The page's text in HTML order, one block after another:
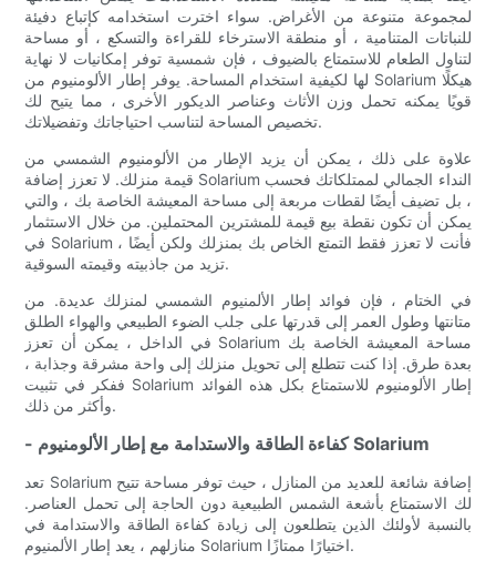
لمجموعة متنوعة من الأغراض. سواء اخترت استخدامه كإتباع دفيئة
للنباتات المتنامية ، أو منطقة الاسترخاء للقراءة والتسكع ، أو مساحة
لتناول الطعام للاستمتاع بالضيوف ، فإن شمسية توفر إمكانيات لا نهاية
لها لكيفية استخدام المساحة. يوفر إطار الألومنيوم من Solarium هيكلًا
قويًا يمكنه تحمل وزن الأثاث وعناصر الديكور الأخرى ، مما يتيح لك
تخصيص المساحة لتناسب احتياجاتك وتفضيلاتك.
علاوة على ذلك ، يمكن أن يزيد الإطار من الألومنيوم الشمسي من
قيمة منزلك. لا تعزز إضافة Solarium النداء الجمالي لممتلكاتك فحسب
، بل تضيف أيضًا لقطات مربعة إلى مساحة المعيشة الخاصة بك ، والتي
يمكن أن تكون نقطة بيع قيمة للمشترين المحتملين. من خلال الاستثمار
في Solarium ، فأنت لا تعزز فقط التمتع الخاص بك بمنزلك ولكن أيضًا
تزيد من جاذبيته وقيمته السوقية.
في الختام ، فإن فوائد إطار الألمنيوم الشمسي لمنزلك عديدة. من
متانتها وطول العمر إلى قدرتها على جلب الضوء الطبيعي والهواء الطلق
في الداخل ، يمكن أن تعزز Solarium مساحة المعيشة الخاصة بك
بعدة طرق. إذا كنت تتطلع إلى تحويل منزلك إلى واحة مشرقة وجذابة ،
ففكر في تثبيت Solarium إطار الألومنيوم للاستمتاع بكل هذه الفوائد
وأكثر من ذلك.
- كفاءة الطاقة والاستدامة مع إطار الألومنيوم Solarium
تعد Solarium إضافة شائعة للعديد من المنازل ، حيث توفر مساحة تتيح
لك الاستمتاع بأشعة الشمس الطبيعية دون الحاجة إلى تحمل العناصر.
بالنسبة لأولئك الذين يتطلعون إلى زيادة كفاءة الطاقة والاستدامة في
منازلهم ، يعد إطار الألمنيوم Solarium اختيارًا ممتازًا.